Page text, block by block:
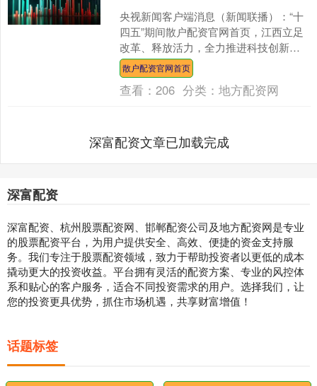
央视新闻客户端消息（新闻联播）：“十
四五”期间散户配资官网首页，江西立足
改革、释放活力，全力推进科技创新与
产业创新融合发展，培育发展新质生产
力。 科技创新，国家....
散户配资官网首页
查看：206 分类：地方配资网
深富配资文章已加载完成
深富配资
深富配资、杭州股票配资网、邯郸配资公司及地方配资网是专业
的股票配资平台，为用户提供安全、高效、便捷的资金支持服
务。我们专注于股票配资领域，致力于帮助投资者以更低的成本
撬动更大的投资收益。平台拥有灵活的配资方案、专业的风控体
系和贴心的客户服务，适合不同投资需求的用户。选择我们，让
您的投资更具优势，抓住市场机遇，共享财富增值！
话题标签